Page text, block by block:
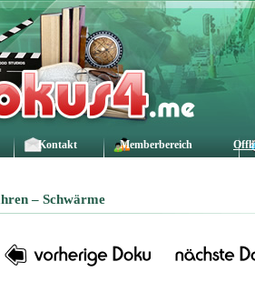
Kontakt Memberbereich
– Schwärme